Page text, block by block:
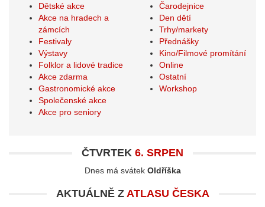
Dětské akce
Akce na hradech a
zámcích
Festivaly
Výstavy
Folklor a lidové tradice
Akce zdarma
Gastronomické akce
Společenské akce
Akce pro seniory
Čarodejnice
Den dětí
Trhy/markety
Přednášky
Kino/Filmové promítání
Online
Ostatní
Workshop
ČTVRTEK 6. SRPEN
Dnes má svátek Oldříška
AKTUÁLNĚ Z ATLASU ČESKA